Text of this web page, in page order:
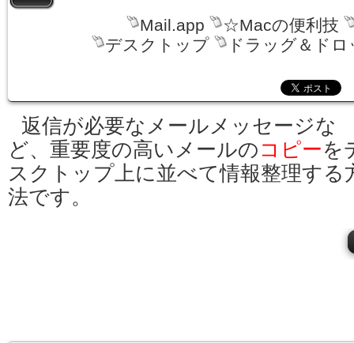
Mail.app
☆Macの便利技
デスクトップ
ドラッグ＆ドロ
返信が必要なメールメッセージな
ど、重要度の高いメールの コピーを
スクトップ上に並べて情報整理する
法です。